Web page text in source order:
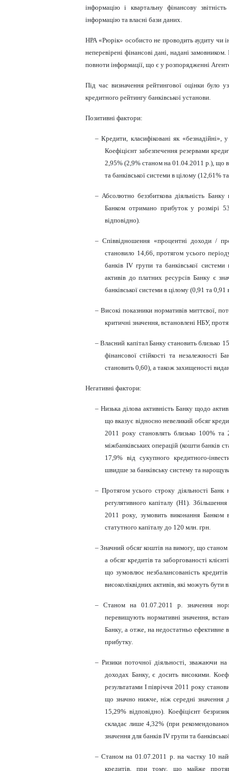
інформацію і квартальну фінансову
інформацію та власні бази даних.
НРА «Рюрік» особисто не проводить аудиту чи
неперевірені фінансові дані, надані
повноти інформації, що є у розпорядженні
Під час визначення рейтингової оцінки було
кредитного рейтингу банківської установи.
Позитивні фактори:
– Кредити, класифіковані як «безнадійні»,
Коефіцієнт забезпечення резервами
2,95% (2,9% станом на 01.04.2011 р.), що
та банківської системи в цілому (12,61%
– Абсолютно беззбиткова діяльність
Банком отримано прибуток у розмірі
відповідно).
– Співвідношення «процентні доходи /
становило 14,66, протягом усього
банків ІVгрупи та банківської
активів до платних ресурсів Банку є
банківської системи в цілому (0,91 та 0,91
– Високі показники нормативів миттєвої,
критичні значення, встановлені НБУ,
– Власний капітал Банку становить близько
фінансової стійкості та незалежності
становить 0,60), а також захищеності
Негативні фактори:
– Низька ділова активність Банку щодо
що вказує відносно невеликий обсяг
2011 року становлять близько 100% та
міжбанківських операцій (кошти банків
17,9% від сукупного кредитного-
швидше за банківську систему та
– Протягом усього строку діяльності
регулятивного капіталу (Н1).
2011 року, зумовить виконання
статутного капіталу до 120 млн. грн.
– Значний обсяг коштів на вимогу, що
а обсяг кредитів та заборгованості
що зумовлює незбалансованість
високоліквідних активів, які можуть
– Станом на 01.07.2011 р. значення
перевищують нормативні значення,
Банку, а отже, на недостатньо ефективне
прибутку.
– Ризики поточної діяльності, зважаючи
доходах Банку, є досить високими.
результатами І півріччя 2011 року
що значно нижче, ніж середні значення
15,29% відповідно). Коефіцієнт
складає лише 4,32% (при
значення для банків ІVгрупи та
– Станом на 01.07.2011 р. на частку 10
кредитів, при тому, що майже